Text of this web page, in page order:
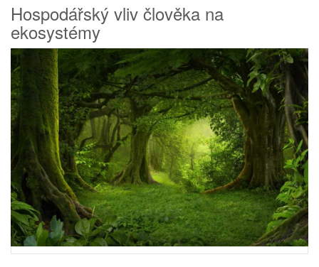
Hospodářský vliv člověka na
ekosystémy